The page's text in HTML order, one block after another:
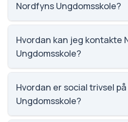
Nordfyns Ungdomsskole?
Vi har ikke data om
Nordfyns Ungdomsskole.
Hvordan kan jeg kontakte
Ungdomsskole?
Email:
Telefon: 6482 8425. Adresse:
Skoleleder: Morten Schneider
Hvordan er social trivsel
Ungdomsskole?